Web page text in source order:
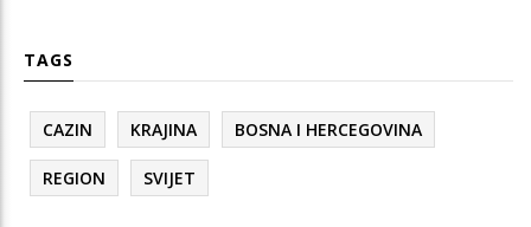
TAGS
CAZIN KRAJINA BOSNA I HERCEGOVINA
REGION SVIJET